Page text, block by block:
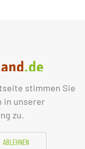
stimmen Sie
in unserer
zu.
ABLEHNEN
IMPRESSUM DATENSCHUTZ